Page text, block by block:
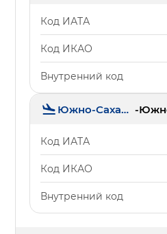
Код ИАТА
Код ИКАО
Внутренний код
Южно-Сахалинск -
Код ИАТА
Код ИКАО
Внутренний код